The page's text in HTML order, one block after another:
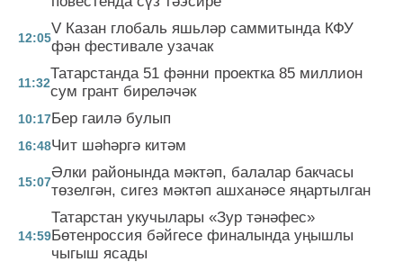
12:05
V Казан глобаль яшьләр саммитында КФУ
фән фестивале узачак
11:32
Татарстанда 51 фәнни проектка 85 миллион
сум грант биреләчәк
10:17Бер гаилә булып
16:48Чит шәһәргә китәм
15:07
Әлки районында мәктәп, балалар бакчасы
төзелгән, сигез мәктәп ашханәсе яңартылган
14:59
Татарстан укучылары «Зур тәнәфес»
Бөтенроссия бәйгесе финалында уңышлы
чыгыш ясады